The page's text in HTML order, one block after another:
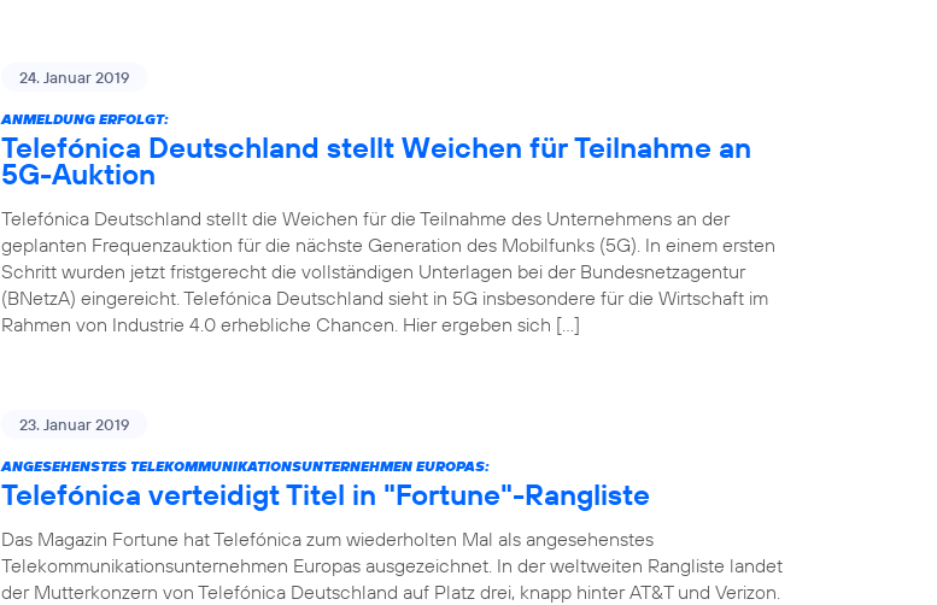
24. Januar 2019
ANMELDUNG ERFOLGT:
Telefónica Deutschland stellt Weichen für Teilnahme an
5G-Auktion
Telefónica Deutschland stellt die Weichen für die Teilnahme des Unternehmens an der
geplanten Frequenzauktion für die nächste Generation des Mobilfunks (5G). In einem ersten
Schritt wurden jetzt fristgerecht die vollständigen Unterlagen bei der Bundesnetzagentur
(BNetzA) eingereicht. Telefónica Deutschland sieht in 5G insbesondere für die Wirtschaft im
Rahmen von Industrie 4.0 erhebliche Chancen. Hier ergeben sich […]
23. Januar 2019
ANGESEHENSTES TELEKOMMUNIKATIONSUNTERNEHMEN EUROPAS:
Telefónica verteidigt Titel in "Fortune"-Rangliste
Das Magazin Fortune hat Telefónica zum wiederholten Mal als angesehenstes
Telekommunikationsunternehmen Europas ausgezeichnet. In der weltweiten Rangliste landet
der Mutterkonzern von Telefónica Deutschland auf Platz drei, knapp hinter AT&T und Verizon.